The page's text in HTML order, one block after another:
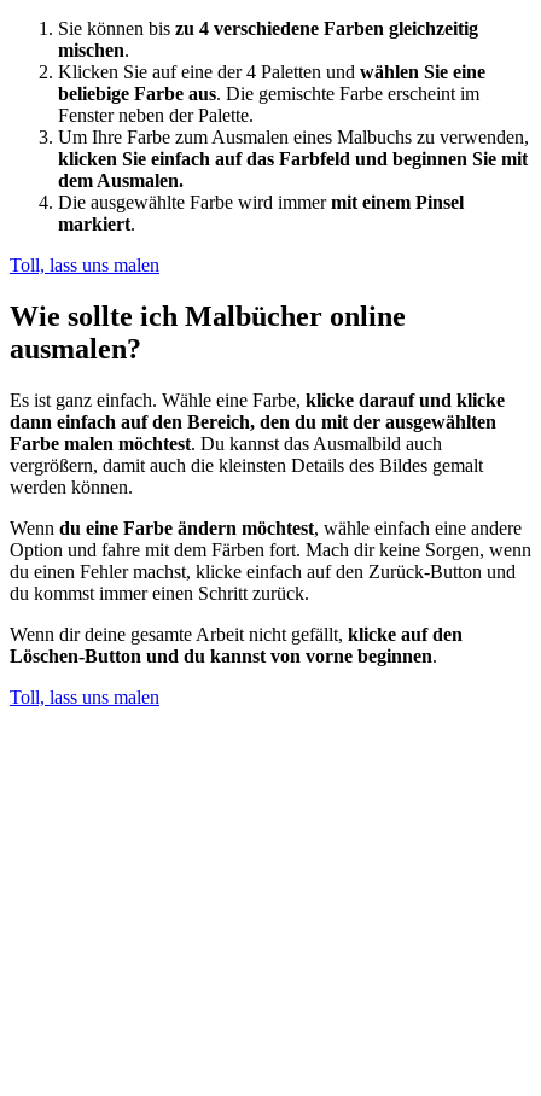
Sie können bis zu 4 verschiedene Farben gleichzeitig
mischen.
Klicken Sie auf eine der 4 Paletten und wählen Sie eine
beliebige Farbe aus. Die gemischte Farbe erscheint im
Fenster neben der Palette.
Um Ihre Farbe zum Ausmalen eines Malbuchs zu verwenden,
klicken Sie einfach auf das Farbfeld und beginnen Sie mit
dem Ausmalen.
Die ausgewählte Farbe wird immermit einem Pinsel
markiert.
Toll, lass uns malen
Wie sollte ich Malbücher online
ausmalen?
Es ist ganz einfach. Wähle eine Farbe, klicke darauf und klicke
dann einfach auf den Bereich, den du mit der ausgewählten
Farbe malen möchtest. Du kannst das Ausmalbild auch
vergrößern, damit auch die kleinsten Details des Bildes gemalt
werden können.
Wenn du eine Farbe ändern möchtest, wähle einfach eine andere
Option und fahre mit dem Färben fort. Mach dir keine Sorgen, wenn
du einen Fehler machst, klicke einfach auf den Zurück-Button und
du kommst immer einen Schritt zurück.
Wenn dir deine gesamte Arbeit nicht gefällt, klicke auf den
Löschen-Button und du kannst von vorne beginnen.
Toll, lass uns malen